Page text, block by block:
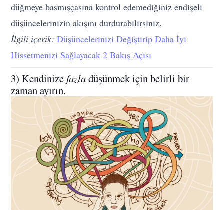
düğmeye basmışçasına kontrol edemediğiniz endişeli
düşüncelerinizin akışını durdurabilirsiniz.
İlgili içerik: Düşüncelerinizi Değiştirip Daha İyi
Hissetmenizi Sağlayacak 2 Bakış Açısı
3) Kendinizefazladüşünmek için belirli bir
zaman ayırın.